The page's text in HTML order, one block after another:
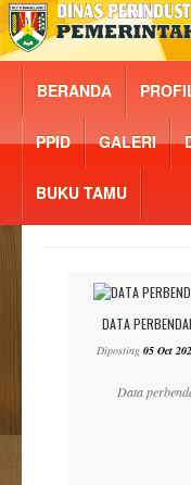
BERANDA
PPID GALERI
BUKU TAMU
DATA
Diposting 05 Oct
Data